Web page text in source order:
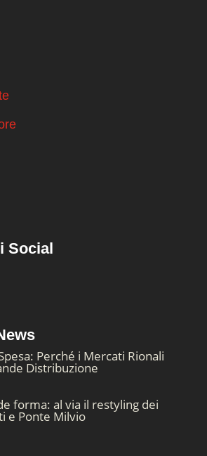
Social
Perché i Mercati Rionali
Distribuzione
forma: al via il restyling dei
e Ponte Milvio